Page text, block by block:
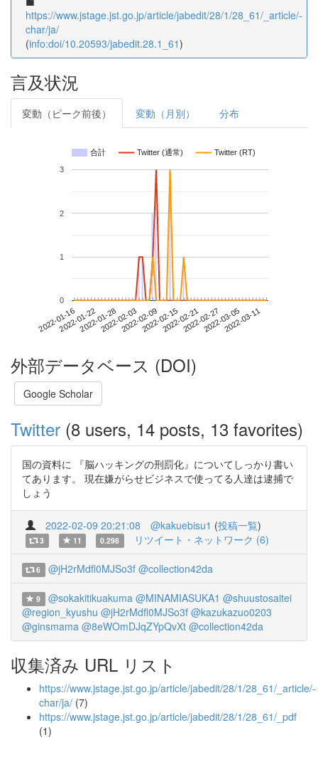
https://www.jstage.jst.go.jp/article/jabedit/28/1/28_61/_article/-
char/ja/
(info:doi/10.20593/jabedit.28.1_61)
言及状況
変動（ピーク前後） 変動（月別） 分布
合計 Twitter (通常) Twitter (RT)
2022-01-162022-01-222022-01-282022-02-032022-02-092022-02-152022-02-212022-02-272022-03-052022-03-11
0
1
2
3
外部データベース (DOI)
Google Scholar
Twitter (8 users, 14 posts, 13 favorites)
国の資料に 『脳ハッキングの刑罰化』についてしっかり書い
てあります。 現在嫌がらせビジネスで使ってる人達は逮捕で
しょう
2022-02-09 20:21:08 @kakuebisu1 (投稿一覧)
3 11 0.298 リツイート・ネットワーク (6)
6 @jH2rMdfl0MJSo3f @collection42da
9 @sokakitikuakuma @MINAMIASUKA1 @shuustosaitei
@region_kyushu @jH2rMdfl0MJSo3f @kazukazuo0203
@ginsmama @8eWOmDJqZYpQvXt @collection42da
収集済み URL リスト
https://www.jstage.jst.go.jp/article/jabedit/28/1/28_61/_article/-
char/ja/ (7)
https://www.jstage.jst.go.jp/article/jabedit/28/1/28_61/_pdf
(1)